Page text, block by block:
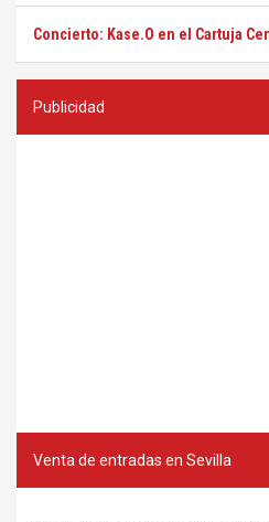
Concierto: Kase.O en el Cartuja
Publicidad
Venta de entradas en Sevilla